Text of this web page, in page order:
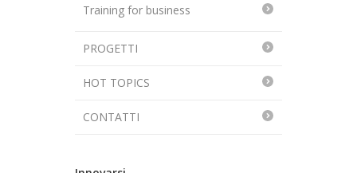
Training for business
PROGETTI
HOT TOPICS
CONTATTI